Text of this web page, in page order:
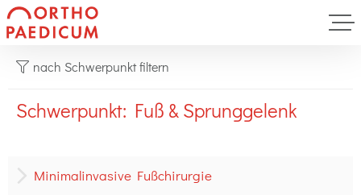
nach Schwerpunkt filtern
Schwerpunkt: Fuß & Sprunggelenk
Minimalinvasive Fußchirurgie